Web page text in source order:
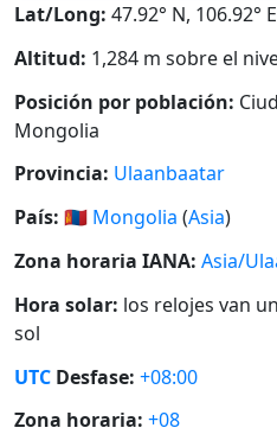
Lat/Long: 47.92° N, 106.92° E
Altitud: 1,284 m sobre el
Posición por población:
Mongolia
Provincia: Ulaanbaatar
País: 🇲🇳 Mongolia (Asia)
Zona horaria IANA: Asia/
Hora solar: los relojes van
sol
UTC Desfase: +08:00
Zona horaria: +08